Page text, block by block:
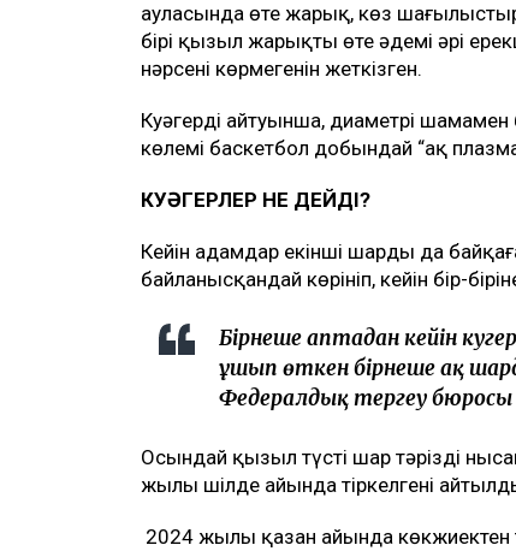
ауласында өте жарық, көз
бірі қызыл жарықтың өте әдемі әрі
нәрсені көрмегенін жеткізген.
Куәгердің айтуынша, диаметрі
көлемі баскетбол добындай “ақ
КУӘГЕРЛЕР НЕ ДЕЙДІ?
Кейін адамдар екінші шарды да
байланысқандай көрініп, кейін бір-
Бірнеше аптадан кейін
ұшып өткен бірнеше ақ
Федералдық тергеу бюросы
Осындай қызыл түсті шар тәрізді
жылы шілде айында тіркелгені
2024 жылы қазан айында көкжиектен